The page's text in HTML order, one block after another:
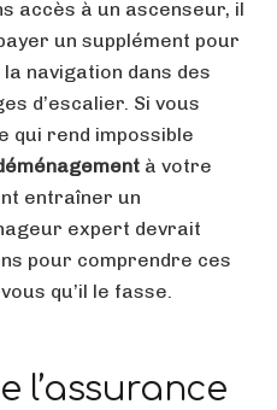
accès à un ascenseur, il
un supplément pour
navigation dans des
d’escalier. Si vous
qui rend impossible
à votre
entraîner un
expert devrait
pour comprendre ces
qu’il le fasse.
l’assurance